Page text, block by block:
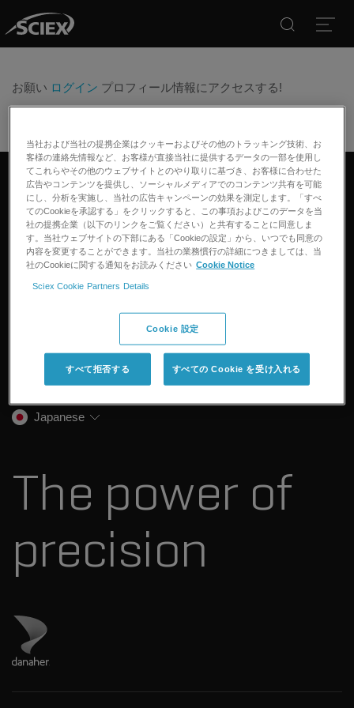
お願い ログイン プロフィール情報にアクセスする!
リンクトインツイッターフェイスブックインスタグラム
製品
質量分析計
キャピラリー電気泳動機器
HPLC製品
イオンモビリティ
スペクトルライブラリ
アプリケーション
食品/飲料検査
法医学ソリューション
トレーニング
プロフェッショナルサービス
キャリア
SCIEXについて
SCIEXの歴史
プレスリリース
Japanese
The power of
precision
ダナハーのサイトにアクセス
当社および当社の提携企業はクッキーおよびその他のトラッキング技術、お
客様の連絡先情報など、お客様が直接当社に提供するデータの一部を使用し
てこれらやその他のウェブサイトとのやり取りに基づき、お客様に合わせた
広告やコンテンツを提供し、ソーシャルメディアでのコンテンツ共有を可能
にし、分析を実施し、当社の広告キャンペーンの効果を測定します。「すべ
てのCookieを承認する」をクリックすると、この事項およびこのデータを当
社の提携企業（以下のリンクをご覧ください）と共有することに同意しま
す。当社ウェブサイトの下部にある「Cookieの設定」から、いつでも同意の
内容を変更することができます。当社の業務慣行の詳細につきましては、当
社のCookieに関する通知をお読みください Cookie Notice
Sciex Cookie Partners Details
Cookie 設定
すべて拒否する すべての Cookie を受け入れる